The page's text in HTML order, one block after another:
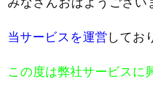
当サービスを運営 してお
この度は弊社サービスに